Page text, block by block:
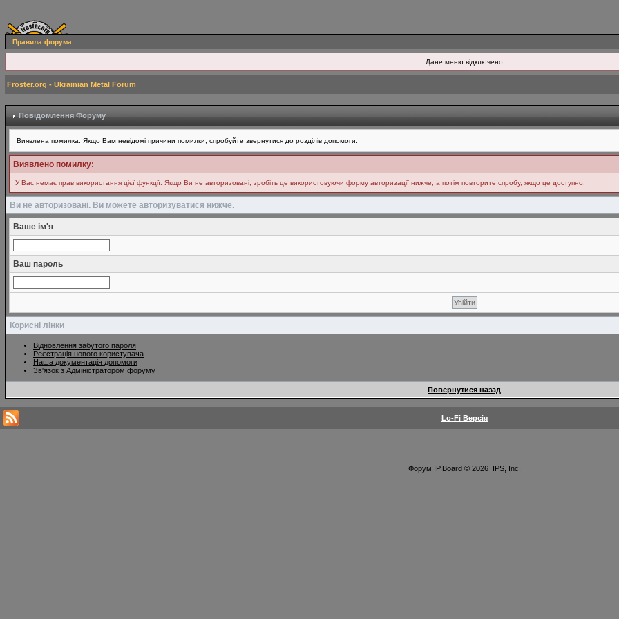
Правила форума
Дане меню відключено
Froster.org - Ukrainian Metal Forum
Повідомлення Форуму
Виявлена помилка. Якщо Вам невідомі причини помилки, спробуйте звернутися до розділів допомоги.
Виявлено помилку:
У Вас немає прав використання цієї функції. Якщо Ви не авторизовані, зробіть це використовуючи форму авторизації нижче, а потім повторите спробу, якщо це доступно.
Ви не авторизовані. Ви можете авторизуватися нижче.
Ваше ім'я
Ваш пароль
Корисні лінки
Відновлення забутого пароля
Реєстрація нового користувача
Наша документація допомоги
Зв'язок з Адміністратором форуму
Повернутися назад
Lo-Fi Версія
Форум IP.Board© 2026 IPS, Inc